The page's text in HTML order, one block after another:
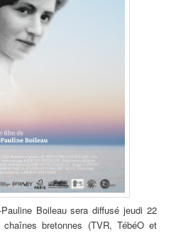
Boileau sera diffusé jeudi 22
bretonnes (TVR, TébéO et